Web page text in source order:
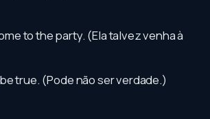
to the party. (Ela talvez venha à
be true. (Pode não ser verdade.)